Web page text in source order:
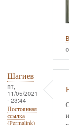
Шагиев
пт,
11/05/2021
- 23:44
Постоянная
ссылка
(Permalink)